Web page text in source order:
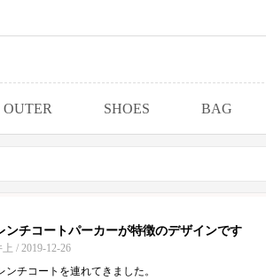
OUTER SHOES BAG
ンチコートパーカーが特徴のデザインです
上 / 2019-12-26
ンチコートを連れてきました。